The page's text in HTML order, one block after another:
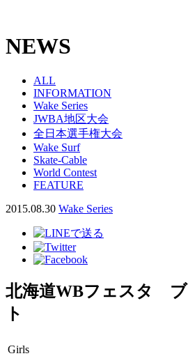
NEWS
ALL
INFORMATION
Wake Series
JWBA地区大会
全日本選手権大会
Wake Surf
Skate-Cable
World Contest
FEATURE
2015.08.30 Wake Series
北海道WBフェスタ
ト
Girls